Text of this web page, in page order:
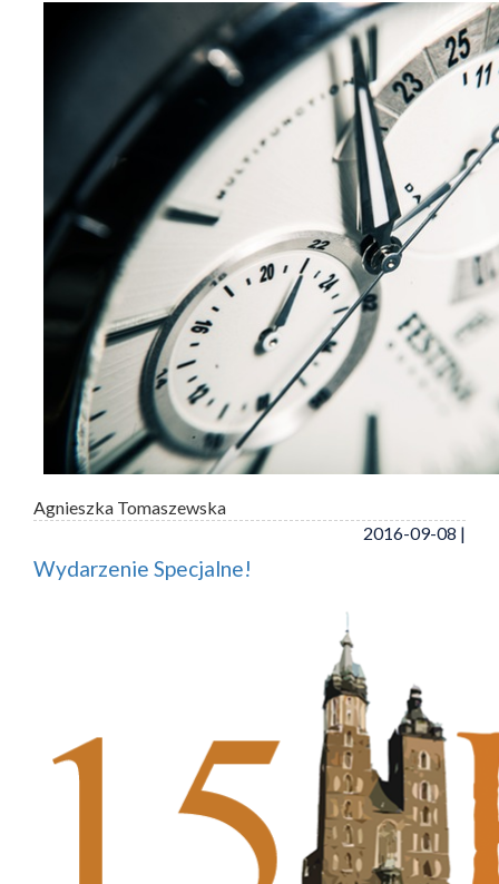
Agnieszka Tomaszewska
2016-09-08 |
Wydarzenie Specjalne!